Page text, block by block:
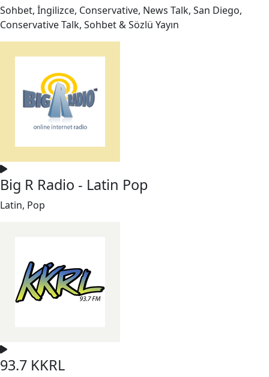
Sohbet, İngilizce, Conservative, News Talk, San Diego,
Conservative Talk, Sohbet & Sözlü Yayın
Big R Radio - Latin Pop
Latin, Pop
93.7 KKRL